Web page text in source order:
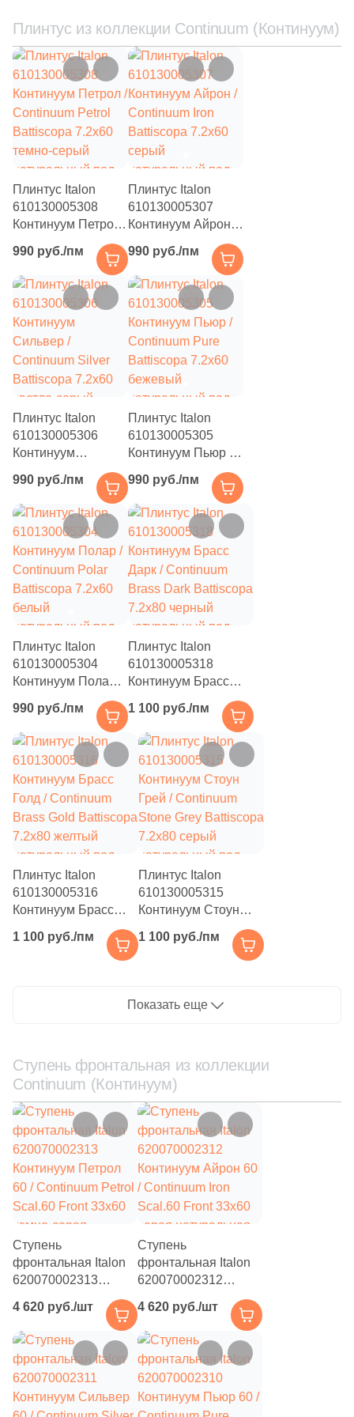
Продолжить поиск в каталоге
Плинтус из коллекции Continuum (Континуум)
Плинтус Italon
610130005308
Континуум Петрол /
Continuum Petrol
Battiscopa 7.2x60
темно-серый
натуральный под
бетон
990 руб./пм
Плинтус Italon
610130005307
Континуум Айрон /
Battiscopa 7.2x60
серый
натуральный под
бетон
990 руб./пм
Плинтус Italon
610130005306
Континуум
Continuum Silver
Battiscopa 7.2x60
светло-серый
натуральный под
бетон
990 руб./пм
Плинтус Italon
610130005305
Континуум Пьюр /
Battiscopa 7.2x60
бежевый
натуральный под
бетон
990 руб./пм
Плинтус Italon
610130005304
Континуум Полар /
Continuum Polar
Battiscopa 7.2x60
белый
натуральный под
бетон
990 руб./пм
Плинтус Italon
610130005318
Континуум Брасс
Brass Dark Battiscopa
7.2x80 черный
натуральный под
камень
1 100 руб./пм
Плинтус Italon
610130005316
Континуум Брасс
Brass Gold Battiscopa
1 100 руб./пм
Плинтус Italon
610130005315
Континуум Стоун
Stone Grey Battiscopa
1 100 руб./пм
Показать еще
Ступень фронтальная из коллекции
Continuum (Континуум)
Ступень
фронтальная Italon
620070002313
Континуум Петрол
60 / Continuum Petrol
Scal.60 Front 33x60
темно-серая
натуральная под
бетон
4 620 руб./шт
Ступень
фронтальная Italon
620070002312
Континуум Айрон 60
/ Continuum Iron
Scal.60 Front 33x60
серая натуральная
под бетон
4 620 руб./шт